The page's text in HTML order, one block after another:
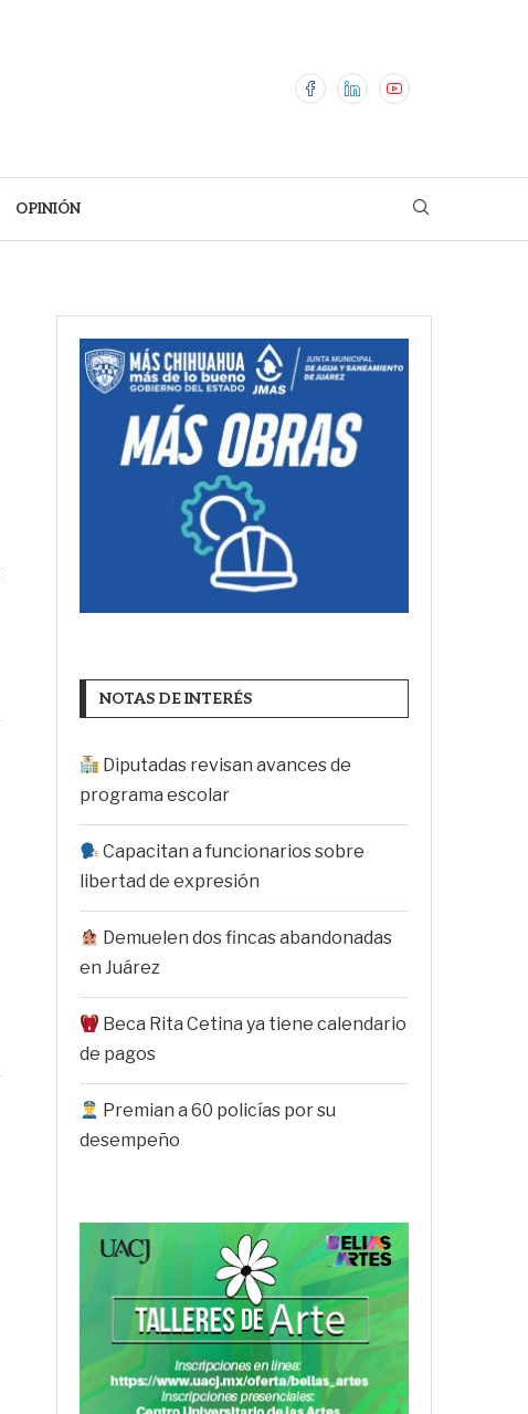
OPINIÓN
NOTAS DE INTERÉS
Diputadas revisan avances de
programa escolar
Capacitan a funcionarios sobre
libertad de expresión
Demuelen dos fincas abandonadas
en Juárez
Beca Rita Cetina ya tiene calendario
de pagos
Premian a 60 policías por su
desempeño